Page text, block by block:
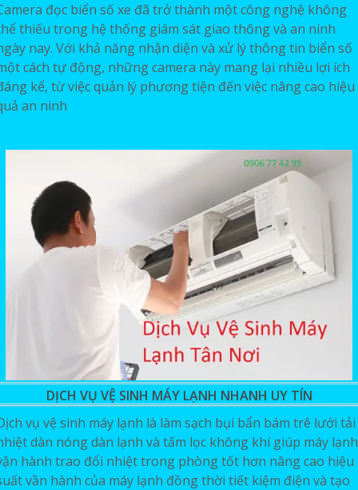
đọc biển số xe đã trở thành một công nghệ không
thiếu trong hệ thống giám sát giao thông và an ninh
nay. Với khả năng nhận diện và xử lý thông tin biển số
cách tự động, những camera này mang lại nhiều lợi ích
kể, từ việc quản lý phương tiện đến việc nâng cao hiệu
an ninh
DỊCH VỤ VỆ SINH MÁY LẠNH NHANH UY TÍN
vụ vệ sinh máy lạnh là làm sạch bụi bẩn bám trê lưới tải
dàn nóng dàn lạnh và tấm lọc không khí giúp máy lạnh
hành trao đổi nhiệt trong phòng tốt hơn nâng cao hiệu
vần hành của máy lạnh đồng thời tiết kiệm điện và tạo